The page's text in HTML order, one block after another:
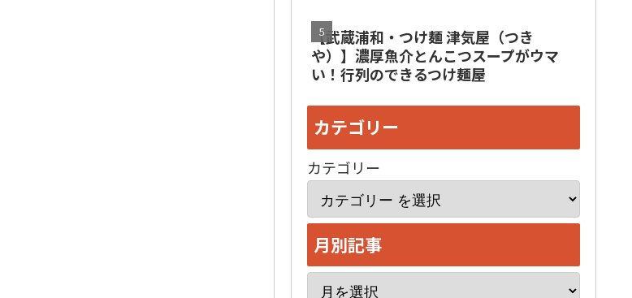
【武蔵浦和・つけ麺 津気屋（つき
や）】濃厚魚介とんこつスープがウマ
い！行列のできるつけ麺屋
カテゴリー
カテゴリー
月別記事